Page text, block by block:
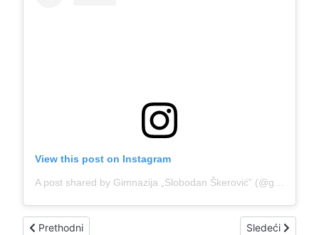
View this post on Instagram
A post shared by Gimnazija „Slobodan Škerović” (@gimnazijaslobodanskerovic)
Prethodni članak: СУСРЕТ СА КОШАРКАШИМА КК
Prethodni Sledeći
Sledeći